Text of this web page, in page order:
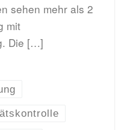
sehen mehr als 2
mit
Die […]